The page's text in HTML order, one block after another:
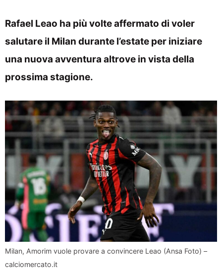
Rafael Leao ha più volte affermato di voler
salutare il Milan durante l’estate per iniziare
una nuova avventura altrove in vista della
prossima stagione.
Milan, Amorim vuole provare a convincere Leao (Ansa Foto) –
calciomercato.it